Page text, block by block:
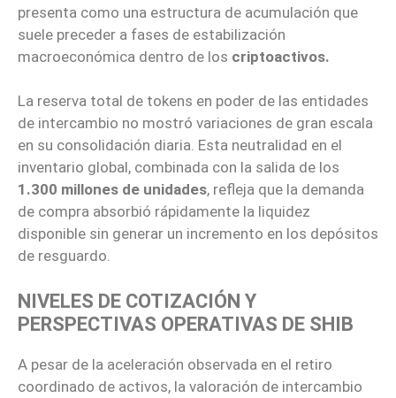
presenta como una estructura de acumulación que
suele preceder a fases de estabilización
macroeconómica dentro de los criptoactivos.
La reserva total de tokens en poder de las entidades
de intercambio no mostró variaciones de gran escala
en su consolidación diaria. Esta neutralidad en el
inventario global, combinada con la salida de los
1.300 millones de unidades, refleja que la demanda
de compra absorbió rápidamente la liquidez
disponible sin generar un incremento en los depósitos
de resguardo.
NIVELES DE COTIZACIÓN Y
PERSPECTIVAS OPERATIVAS DE SHIB
A pesar de la aceleración observada en el retiro
coordinado de activos, la valoración de intercambio